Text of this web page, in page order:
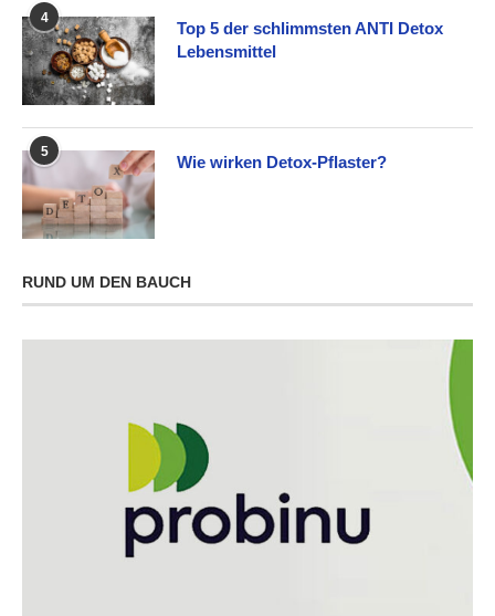
4
Top 5 der schlimmsten ANTI Detox
Lebensmittel
5
Wie wirken Detox-Pflaster?
RUND UM DEN BAUCH